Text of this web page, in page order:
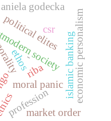
-society
moral panic
ethos
political elites
profession
market order
csr
aniela godecka
islamic banking
riba economic personalism